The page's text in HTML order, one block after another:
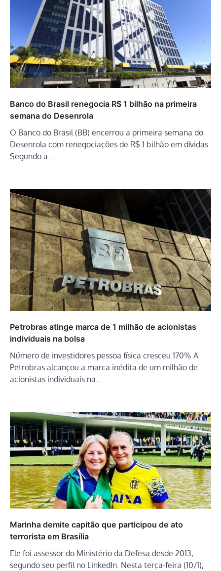
Banco do Brasil renegocia R$ 1 bilhão na primeira
semana do Desenrola
O Banco do Brasil (BB) encerrou a primeira semana do
Desenrola com renegociações de R$ 1 bilhão em dívidas.
Segundo a…
Petrobras atinge marca de 1 milhão de acionistas
individuais na bolsa
Número de investidores pessoa física cresceu 170% A
Petrobras alcançou a marca inédita de um milhão de
acionistas individuais na…
Marinha demite capitão que participou de ato
terrorista em Brasília
Ele foi assessor do Ministério da Defesa desde 2013,
segundo seu perfil no LinkedIn. Nesta terça-feira (10/1),